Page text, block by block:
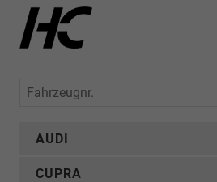
Fahrzeugnr.
AUDI
CUPRA